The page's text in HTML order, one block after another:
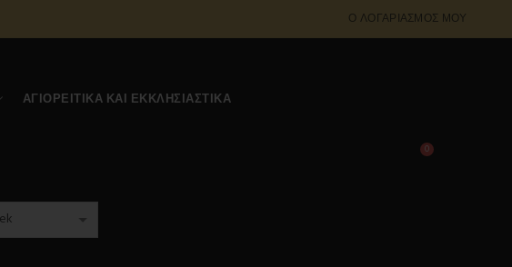
Ο ΛΟΓΑΡΙΑΣΜΌΣ ΜΟΥ
ΑΓΙΟΡΕΊΤΙΚΑ ΚΑΙ ΕΚΚΛΗΣΙΑΣΤΙΚΆ
0